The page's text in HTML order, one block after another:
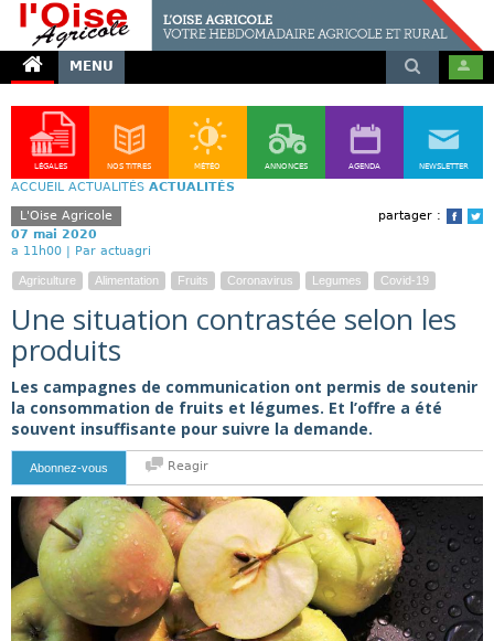
MENU
LÉGALES NOS TITRES MÉTÉO ANNONCES AGENDA NEWSLETTER
ACCUEIL ACTUALITÉS ACTUALITÉS
partager :
L'Oise Agricole
07 mai 2020
a 11h00 | Par actuagri
Agriculture Alimentation Fruits Coronavirus Legumes Covid-19
Une situation contrastée selon les
produits
Les campagnes de communication ont permis de soutenir
la consommation de fruits et légumes. Et l’offre a été
souvent insuffisante pour suivre la demande.
Abonnez-vous Reagir